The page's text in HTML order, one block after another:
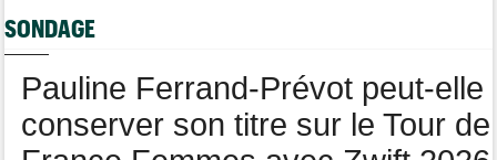
pour 1 an
Felix Gall remporte la 3e étape et prend les commandes du
général
SONDAGE
Pauline Ferrand-Prévot peut-elle
conserver son titre sur le Tour de